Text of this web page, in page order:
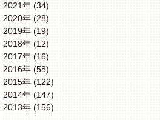
2021年 (34)
2020年 (28)
2019年 (19)
2018年 (12)
2017年 (16)
2016年 (58)
2015年 (122)
2014年 (147)
2013年 (156)